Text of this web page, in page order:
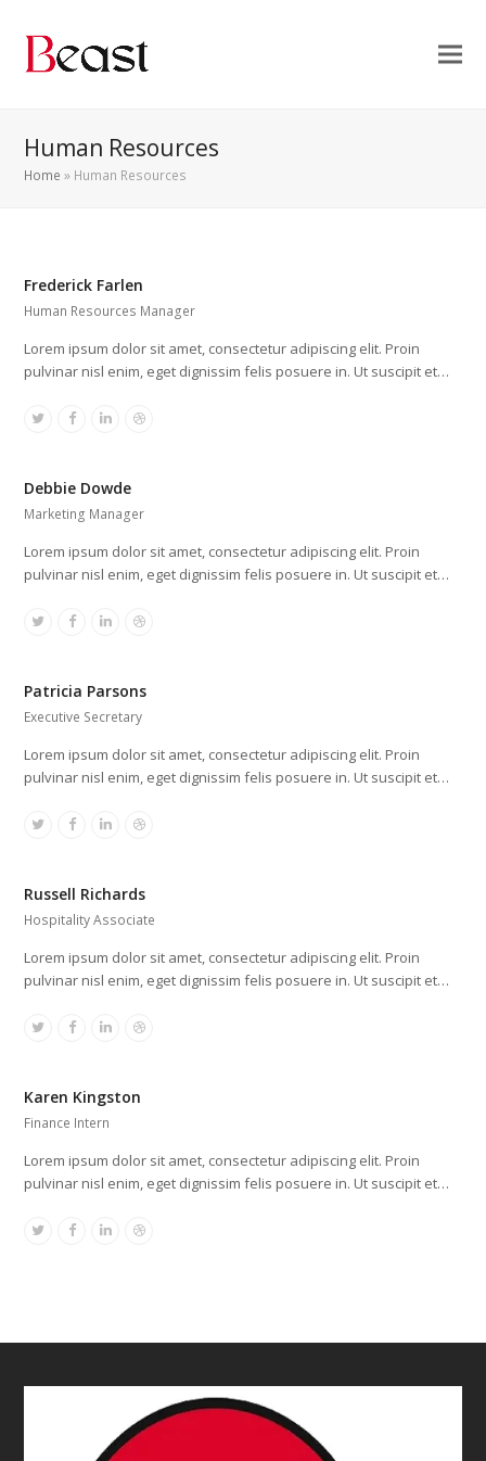
Human Resources
Home » Human Resources
Frederick Farlen
Human Resources Manager
Lorem ipsum dolor sit amet, consectetur adipiscing elit. Proin
pulvinar nisl enim, eget dignissim felis posuere in. Ut suscipit et…
TwitterFacebook
LinkedinDribbble
Debbie Dowde
Marketing Manager
Lorem ipsum dolor sit amet, consectetur adipiscing elit. Proin
pulvinar nisl enim, eget dignissim felis posuere in. Ut suscipit et…
TwitterFacebook
LinkedinDribbble
Patricia Parsons
Executive Secretary
Lorem ipsum dolor sit amet, consectetur adipiscing elit. Proin
pulvinar nisl enim, eget dignissim felis posuere in. Ut suscipit et…
TwitterFacebook
LinkedinDribbble
Russell Richards
Hospitality Associate
Lorem ipsum dolor sit amet, consectetur adipiscing elit. Proin
pulvinar nisl enim, eget dignissim felis posuere in. Ut suscipit et…
TwitterFacebook
LinkedinDribbble
Karen Kingston
Finance Intern
Lorem ipsum dolor sit amet, consectetur adipiscing elit. Proin
pulvinar nisl enim, eget dignissim felis posuere in. Ut suscipit et…
TwitterFacebook
LinkedinDribbble